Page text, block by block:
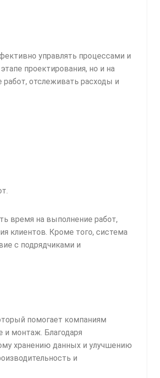
управлять процессами и
проектирования, но и на
отслеживать расходы и
время на выполнение работ,
клиентов. Кроме того, система
с подрядчиками и
помогает компаниям
и монтаж. Благодаря
хранению данных и улучшению
и